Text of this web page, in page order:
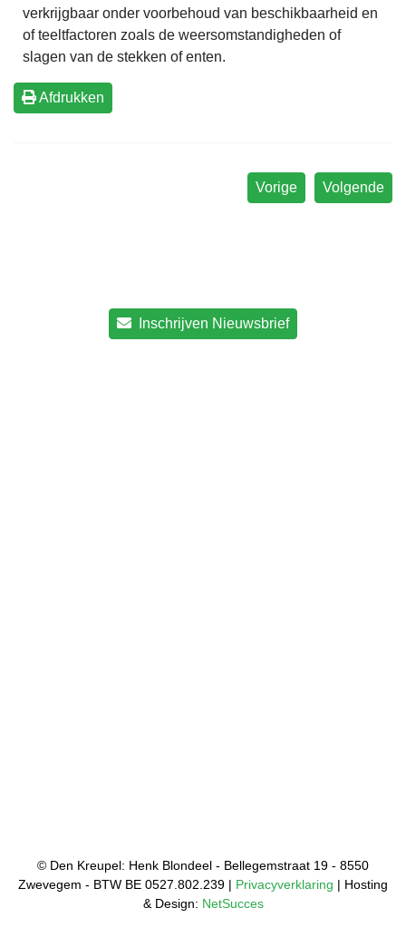
verkrijgbaar onder voorbehoud van beschikbaarheid en
of teeltfactoren zoals de weersomstandigheden of
slagen van de stekken of enten.
Afdrukken
Volgende
Vorige
Inschrijven Nieuwsbrief
© Den Kreupel: Henk Blondeel - Bellegemstraat 19 - 8550
Zwevegem - BTW BE 0527.802.239 | Privacyverklaring | Hosting
& Design: NetSucces